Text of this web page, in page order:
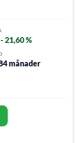
21,60 %
månader